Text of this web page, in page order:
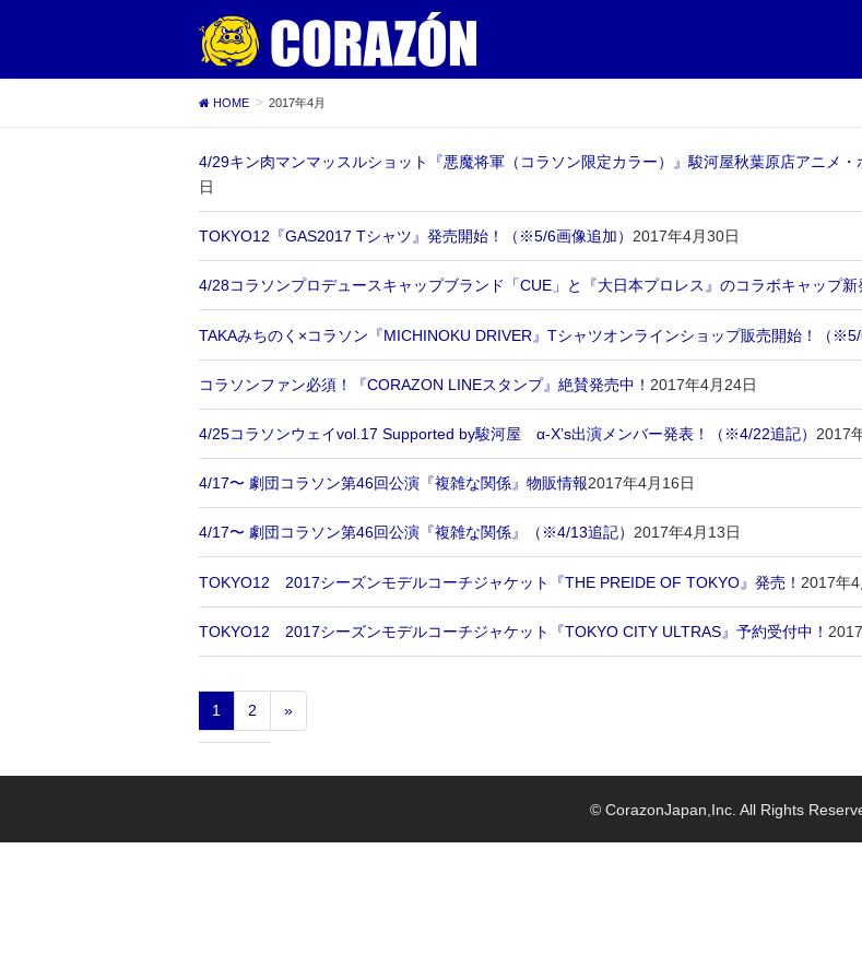
HOME 2017年4月
4/29キン肉マンマッスルショット『悪魔将軍（コラソン限定カラー）』駿河屋秋葉原店アニメ
日
TOKYO12『GAS2017 Tシャツ』発売開始！（※5/6画像追加） 2017年4月30日
4/28コラソンプロデュースキャップブランド「CUE」と『大日本プロレス』のコラボキャップ新
TAKAみちのく×コラソン『MICHINOKU DRIVER』Tシャツオンラインショップ販売開始！（※5/
コラソンファン必須！『CORAZON LINEスタンプ』絶賛発売中！ 2017年4月24日
4/25コラソンウェイvol.17 Supported by駿河屋 α-X’s出演メンバー発表！（※4/22追記） 2017
4/17〜 劇団コラソン第46回公演『複雑な関係』物販情報2017年4月16日
4/17〜 劇団コラソン第46回公演『複雑な関係』（※4/13追記） 2017年4月13日
TOKYO12 2017シーズンモデルコーチジャケット『THE PREIDE OF TOKYO』発売！ 2017年4
TOKYO12 2017シーズンモデルコーチジャケット『TOKYO CITY ULTRAS』予約受付中！
1 2 »
© CorazonJapan,Inc. All Rights